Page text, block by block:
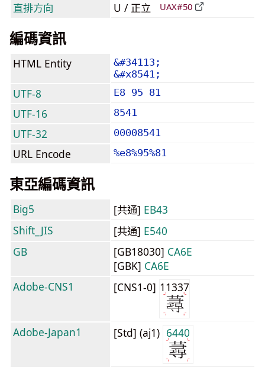
直排方向 U / 正立 UAX#50
編碼資訊
HTML Entity
&#34113;
&#x8541;
UTF-8 E8 95 81
UTF-16 8541
UTF-32 00008541
URL Encode %e8%95%81
東亞編碼資訊
Big5 [共通] EB43
Shift_JIS
[共通] E540
GB
[GB18030] CA6E
[GBK] CA6E
Adobe-CNS1
[CNS1-0] 11337
Adobe-Japan1 [Std] (aj1) 6440